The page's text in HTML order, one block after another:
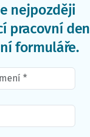
nejpozději
pracovní den
formuláře.